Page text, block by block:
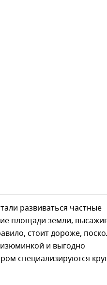
развиваться частные
площади земли,
стоит дороже,
и выгодно
специализируются